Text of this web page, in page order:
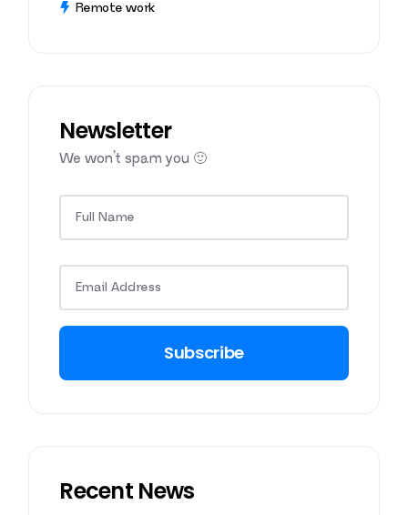
Remote work
Newsletter
We won’t spam you 🙂
Subscribe
Recent News